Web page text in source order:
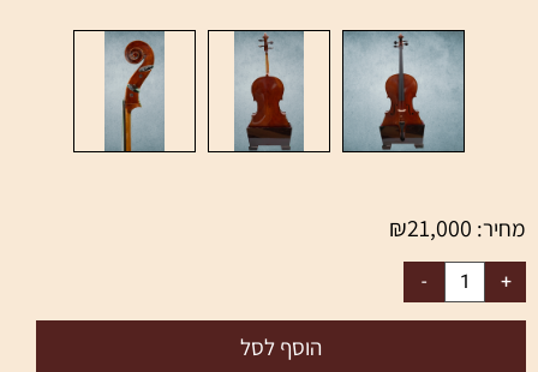
מחיר: ₪21,000
הוסף לסל